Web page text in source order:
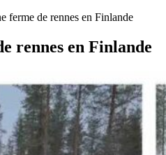
ferme de rennes en Finlande
rennes en Finlande